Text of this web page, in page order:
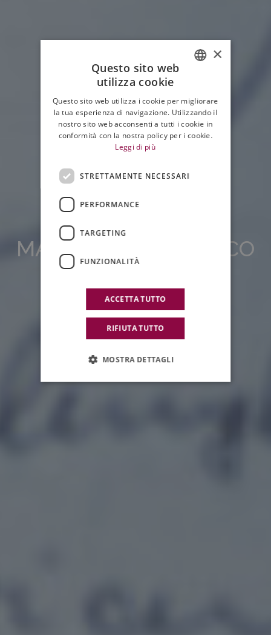
MATERIALE DIDATTICO
ENGLISH
×
Questo sito web
utilizza cookie
Questo sito web utilizza i cookie per migliorare
la tua esperienza di navigazione. Utilizzando il
nostro sito web acconsenti a tutti i cookie in
conformità con la nostra policy per i cookie.
Leggi di più
STRETTAMENTE NECESSARI
PERFORMANCE
TARGETING
FUNZIONALITÀ
ACCETTA TUTTO
RIFIUTA TUTTO
MOSTRA DETTAGLI